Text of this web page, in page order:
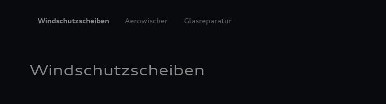
Windschutzscheiben Aerowischer Glasreparatur
Windschutzscheiben